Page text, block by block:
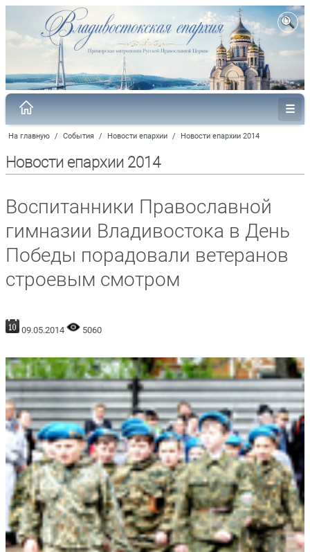
На главную / События / Новости епархии / Новости епархии 2014
Новости епархии 2014
Воспитанники Православной
гимназии Владивостока в День
Победы порадовали ветеранов
строевым смотром
09.05.2014 5060